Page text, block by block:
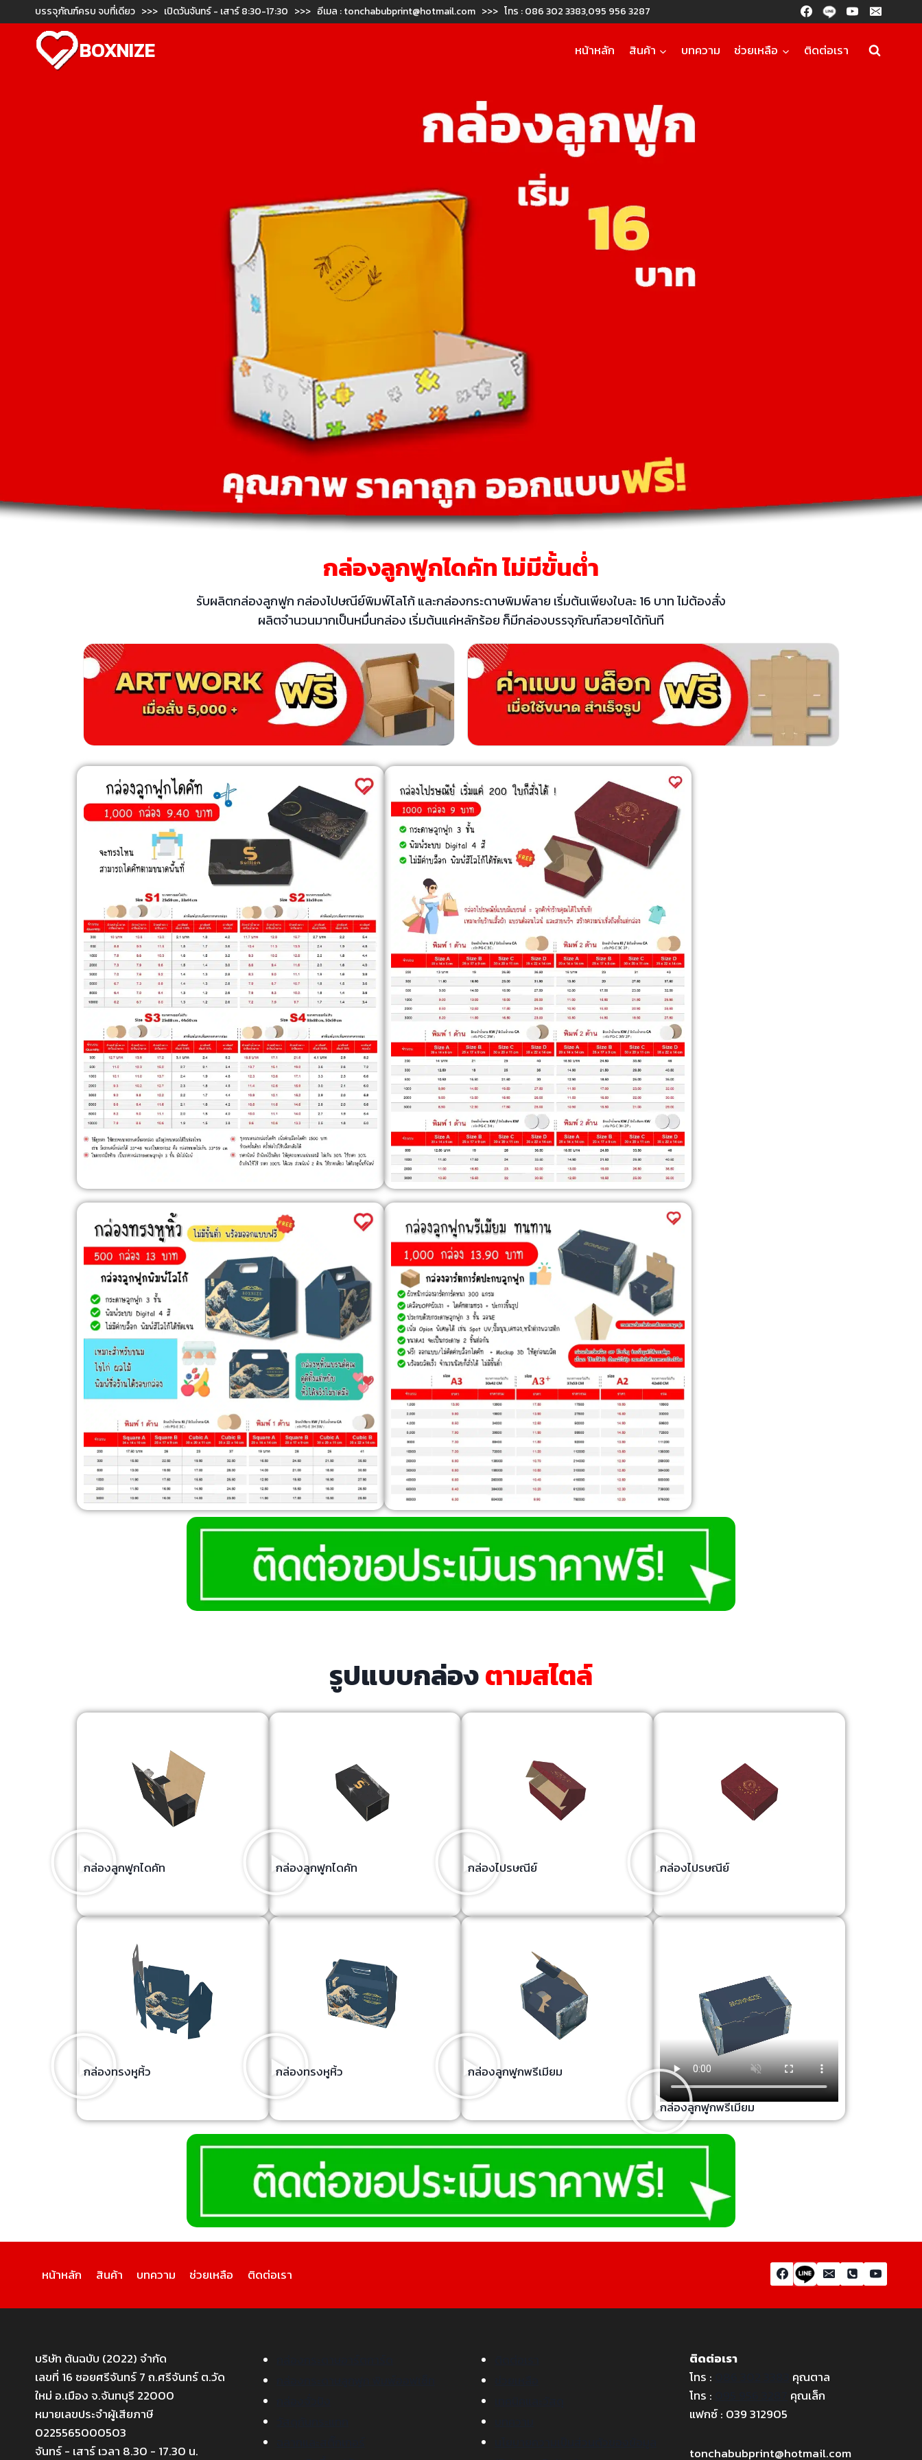
บรรจุภัณฑ์ครบ จบที่เดียว >>> เปิดวันจันทร์ - เสาร์ 8:30-17:30 >>> อีเมล :tonchabubprint@hotmail.com >>> โทร :086 302 3383,095 956 3287
BOXNIZE หน้าหลัก สินค้า บทความ ช่วยเหลือ ติดต่อเรา
กล่องลูกฟูกไดคัท ไม่มีขั้นต่ำ
รับผลิตกล่องลูกฟูก กล่องไปษณีย์พิมพ์โลโก้ และกล่องกระดาษพิมพ์ลาย เริ่มต้นเพียงใบละ 16 บาท ไม่ต้องสั่ง
ผลิตจำนวนมากเป็นหมื่นกล่อง เริ่มต้นแค่หลักร้อย ก็มีกล่องบรรจุภัณฑ์สวยๆได้ทันที
รูปแบบกล่องตามสไตล์
กล่องลูกฟูกไดคัท กล่องลูกฟูกไดคัท กล่องไปรษณีย์ กล่องไปรษณีย์
กล่องทรงหูหิ้ว กล่องทรงหูหิ้ว
กล่องลูกฟูกพรีเมียม
กล่องลูกฟูกพรีเมียม
หน้าหลัก สินค้า บทความ ช่วยเหลือ ติดต่อเรา
บริษัท ต้นฉบับ (2022) จำกัด
เลขที่ 16 ซอยศรีจันทร์ 7 ถ.ศรีจันทร์ ต.วัด
ใหม่ อ.เมือง จ.จันทบุรี 22000
หมายเลขประจำผู้เสียภาษี
0225565000503
จันทร์ - เสาร์ เวลา 8.30 - 17.30 น.
ติดต่อเรา
โทร :
คุณตาล
โทร :
คุณเล็ก
แฟกซ์ : 039 312905
tonchabubprint@hotmail.com